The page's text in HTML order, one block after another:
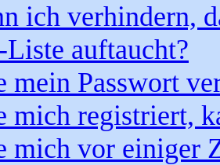
ich verhindern,
auftaucht?
mein Passwort
mich registriert,
mich vor einiger